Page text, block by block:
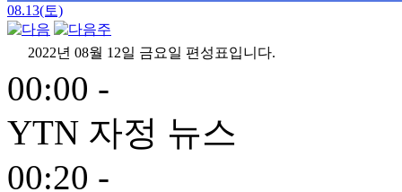
08.13(토)
2022년 08월 12일 금요일 편성표입니다.
00:00 -
YTN 자정 뉴스
00:20 -